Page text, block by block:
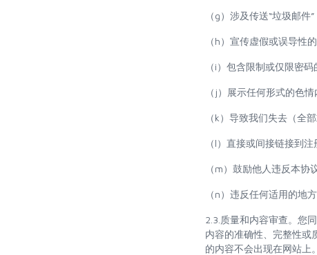
（g）涉及传送“垃圾邮
（h）宣传虚假或误导性
（i）包含限制或仅限密
（j）展示任何形式的色情
（k）导致我们失去（全
（l）直接或间接链接到
（m）鼓励他人违反本协
（n）违反任何适用的地
2.3.质量和内容审查。您
内容的准确性、完整性或
的内容不会出现在网站上